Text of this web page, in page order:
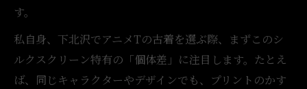
す。
私自身、下北沢でアニメTの古着を選ぶ際、まずこのシ
ルクスクリーン特有の「個体差」に注目します。たとえ
ば、同じキャラクターやデザインでも、プリントのかす